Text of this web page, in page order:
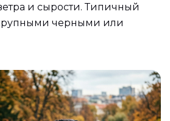
и сырости. Типичный
черными или